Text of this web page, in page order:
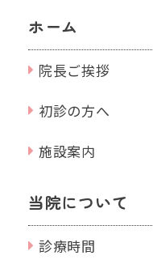
ホーム
院長ご挨拶
初診の方へ
施設案内
当院について
診療時間